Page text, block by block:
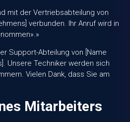
mit der Vertriebsabteilung von
verbunden. Ihr Anruf wird in
Support-Abteilung von [Name
Unsere Techniker werden sich
Vielen Dank, dass Sie am
Mitarbeiters